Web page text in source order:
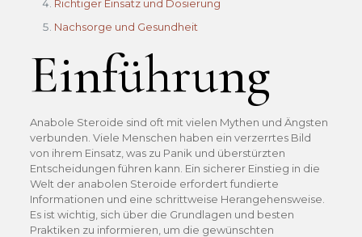
Richtiger Einsatz und Dosierung
Nachsorge und Gesundheit
Einführung
Anabole Steroide sind oft mit vielen Mythen und Ängsten
verbunden. Viele Menschen haben ein verzerrtes Bild
von ihrem Einsatz, was zu Panik und überstürzten
Entscheidungen führen kann. Ein sicherer Einstieg in die
Welt der anabolen Steroide erfordert fundierte
Informationen und eine schrittweise Herangehensweise.
Es ist wichtig, sich über die Grundlagen und besten
Praktiken zu informieren, um die gewünschten